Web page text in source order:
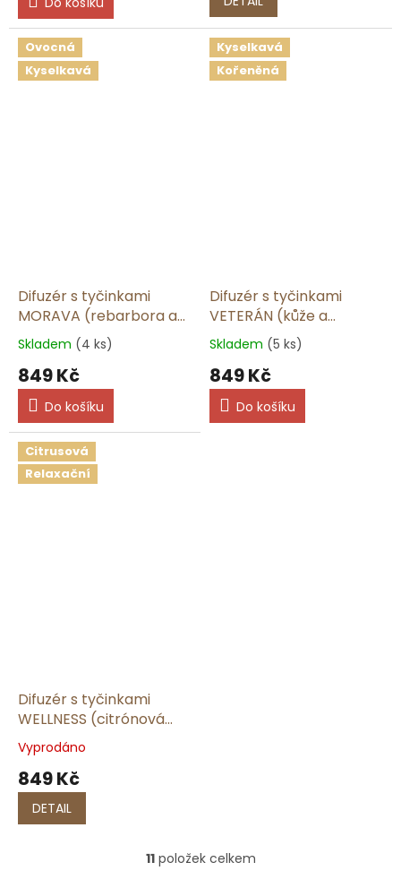
Ovocná
Kyselkavá
Difuzér s tyčinkami
MORAVA (rebarbora a
švestka) | 165 ml
Skladem (4 ks)
849 Kč
Do košíku
Kyselkavá
Kořeněná
Difuzér s tyčinkami
VETERÁN (kůže a
kašmír) | 165 ml
Skladem (5 ks)
849 Kč
Do košíku
Citrusová
Relaxační
Difuzér s tyčinkami
WELLNESS (citrónová
tráva a zázvor) | 165 ml
Vyprodáno
849 Kč
DETAIL
O
11položek celkem